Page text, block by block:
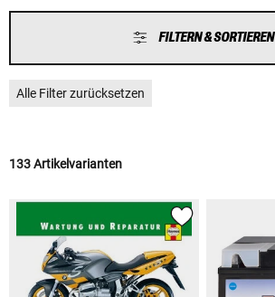
FILTERN & SORTIEREN
Alle Filter zurücksetzen
133 Artikelvarianten